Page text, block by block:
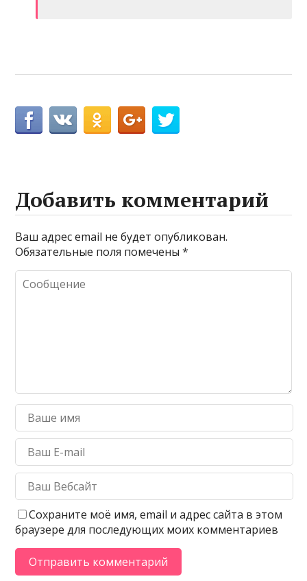
Добавить комментарий
Ваш адрес email не будет опубликован.
Обязательные поля помечены*
Сохраните моё имя, email и адрес сайта в этом
браузере для последующих моих комментариев